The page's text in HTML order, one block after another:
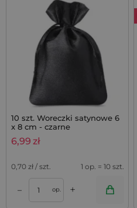
10 szt. Woreczki satynowe 6
x 8 cm - czarne
6,99 zł
0,70 zł / szt. 1 op. = 10 szt.
– op. +